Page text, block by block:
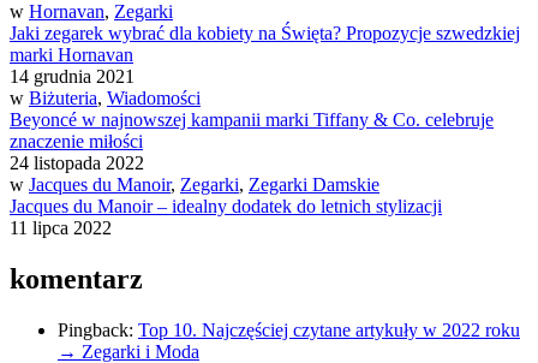
w Hornavan, Zegarki
Jaki zegarek wybrać dla kobiety na Święta? Propozycje szwedzkiej
marki Hornavan
14 grudnia 2021
w Biżuteria, Wiadomości
Beyoncé w najnowszej kampanii marki Tiffany & Co. celebruje
znaczenie miłości
24 listopada 2022
w Jacques du Manoir, Zegarki, Zegarki Damskie
Jacques du Manoir – idealny dodatek do letnich stylizacji
11 lipca 2022
komentarz
Pingback: Top 10. Najczęściej czytane artykuły w 2022 roku
→ Zegarki i Moda